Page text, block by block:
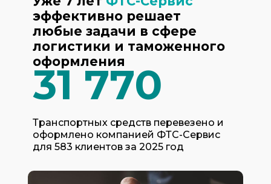
Транспортных средств перевезено и
оформлено компанией ФТС-Сервис
для 583 клиентов за 2025 год
31 770
эффективно решает
любые задачи в сфере
логистики и таможенного
оформления